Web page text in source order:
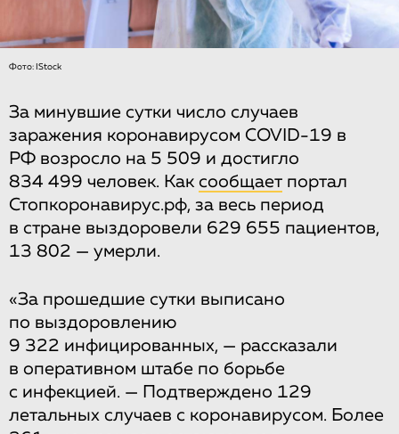
Фото: IStock
За минувшие сутки число случаев
заражения коронавирусом COVID-19 в
РФ возросло на 5 509 и достигло
834 499 человек. Как сообщает портал
Стопкоронавирус.рф, за весь период
в стране выздоровели 629 655 пациентов,
13 802 — умерли.
«За прошедшие сутки выписано
по выздоровлению
9 322 инфицированных, — рассказали
в оперативном штабе по борьбе
с инфекцией. — Подтверждено 129
летальных случаев с коронавирусом. Более